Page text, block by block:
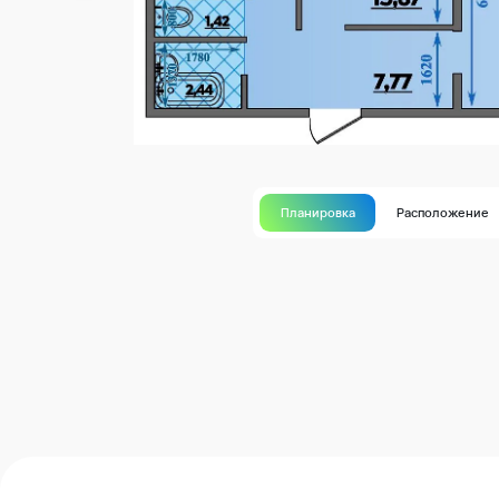
Планировка Расположение